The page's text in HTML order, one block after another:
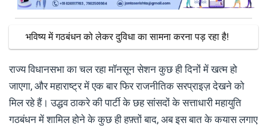
भविष्य में गठबंधन को लेकर दुविधा का सामना करना पड़ रहा है!
राज्य विधानसभा का चल रहा मॉनसून सेशन कुछ ही दिनों में खत्म हो
जाएगा, और महाराष्ट्र में एक बार फिर राजनीतिक सरप्राइज़ देखने को
मिल रहे हैं। उद्धव ठाकरे की पार्टी के छह सांसदों के सत्ताधारी महायुति
गठबंधन में शामिल होने के कुछ ही हफ़्तों बाद, अब इस बात के कयास लगाए